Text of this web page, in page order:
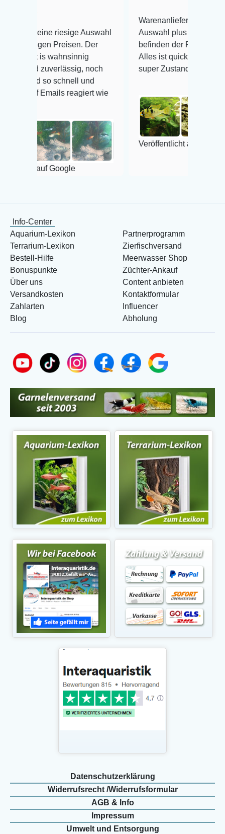
riesige Auswahl
Preisen. Der
wahnsinnig
noch
schnell und
reagiert wie
Warenanlieferung Top und die
Auswahl plus gesundheitliches
befinden der Fische einwandfrei.
Alles ist quick lebendig und im
super Zustand. Gerne wieder 😃
Veröffentlicht auf Google
Info-Center
Aquarium-Lexikon
Terrarium-Lexikon
Bestell-Hilfe
Bonuspunkte
Über uns
Versandkosten
Zahlarten
Blog
Partnerprogramm
Zierfischversand
Meerwasser Shop
Züchter-Ankauf
Content anbieten
Kontaktformular
Influencer
Abholung
Daten­schutz­erklärung
Widerrufs­recht /Widerrufs­formular
AGB & Info
Impressum
Umwelt und Entsorgung